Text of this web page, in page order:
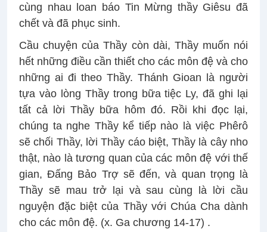
cùng nhau loan báo Tin Mừng thầy Giêsu đã
chết và đã phục sinh.
Cầu chuyện của Thầy còn dài, Thầy muốn nói
hết những điều cần thiết cho các môn đệ và cho
những ai đi theo Thầy. Thánh Gioan là người
tựa vào lòng Thầy trong bữa tiệc Ly, đã ghi lại
tất cả lời Thầy bữa hôm đó. Rồi khi đọc lại,
chúng ta nghe Thầy kể tiếp nào là việc Phêrô
sẽ chối Thầy, lời Thầy cáo biệt, Thầy là cây nho
thật, nào là tương quan của các môn đệ với thế
gian, Đấng Bảo Trợ sẽ đến, và quan trọng là
Thầy sẽ mau trở lại và sau cùng là lời cầu
nguyện đặc biệt của Thầy với Chúa Cha dành
cho các môn đệ. (x. Ga chương 14-17) .